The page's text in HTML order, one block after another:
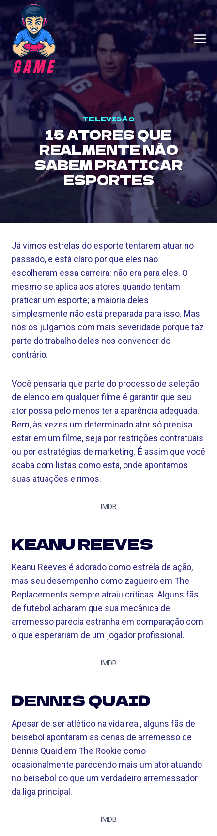
to
content
TELEVISÃO
15 ATORES QUE
REALMENTE NÃO
SABEM PRATICAR
ESPORTES
Já vimos estrelas do esporte tentarem atuar no
passado, e está claro por que eles não
escolheram essa carreira: não era para eles. O
mesmo se aplica aos atores quando tentam
praticar um esporte; a maioria deles
simplesmente não está preparada para isso. Mas
nós os julgamos com mais severidade porque faz
parte do trabalho deles nos convencer do
contrário.
Você pensaria que parte do processo de seleção
de elenco em qualquer filme é garantir que seu
ator possa pelo menos ter a aparência adequada.
Bem, às vezes um determinado ator só precisa
estar em um filme, seja por restrições contratuais
ou por estratégias de marketing. É assim que você
acaba com listas como esta, onde apontamos
suas atuações e rimos.
IMDB
KEANU REEVES
Keanu Reeves é adorado como estrela de ação,
mas seu desempenho como zagueiro em The
Replacements sempre atraiu críticas. Alguns fãs
de futebol acharam que sua mecânica de
arremesso parecia estranha em comparação com
o que esperariam de um jogador profissional.
IMDB
DENNIS QUAID
Apesar de ser atlético na vida real, alguns fãs de
beisebol apontaram as cenas de arremesso de
Dennis Quaid em The Rookie como
ocasionalmente parecendo mais um ator atuando
no beisebol do que um verdadeiro arremessador
da liga principal.
IMDB